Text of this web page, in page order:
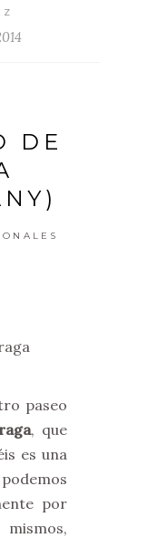
DE
paseo
, que
es una
por